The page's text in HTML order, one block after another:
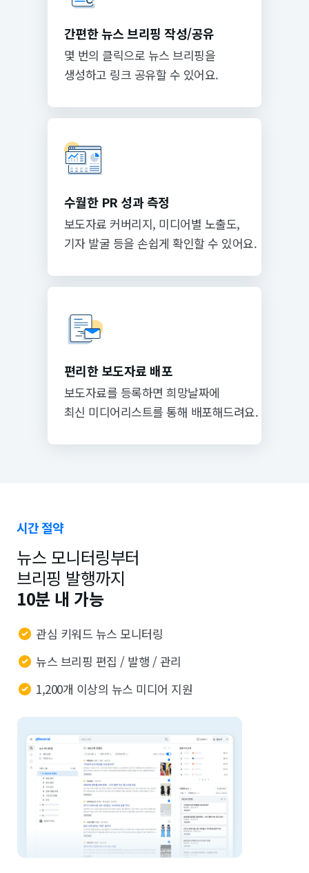
간편한 뉴스 브리핑 작성/공유
몇 번의 클릭으로 뉴스 브리핑을
생성하고 링크 공유할 수 있어요.
수월한 PR 성과 측정
보도자료 커버리지, 미디어별 노출도,
기자 발굴 등을 손쉽게 확인할 수 있어요.
편리한 보도자료 배포
보도자료를 등록하면 희망날짜에
최신 미디어리스트를 통해 배포해드려요.
시간 절약
뉴스 모니터링부터
브리핑 발행까지
10분 내 가능
관심 키워드 뉴스 모니터링
뉴스 브리핑 편집 / 발행 / 관리
1,200개 이상의 뉴스 미디어 지원